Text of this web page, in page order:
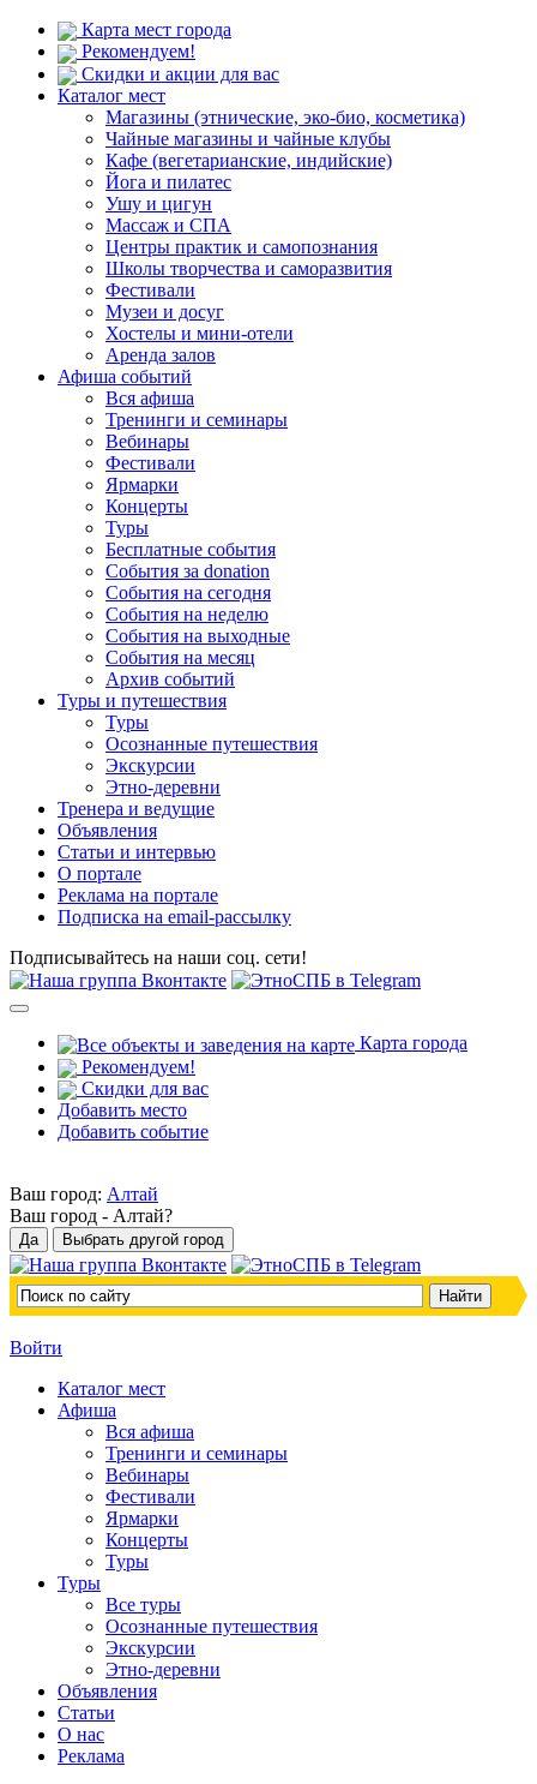
Карта мест города
Рекомендуем!
Скидки и акции для вас
Каталог мест
Магазины (этнические, эко-био, косметика)
Чайные магазины и чайные клубы
Кафе (вегетарианские, индийские)
Йога и пилатес
Ушу и цигун
Массаж и СПА
Центры практик и самопознания
Школы творчества и саморазвития
Фестивали
Музеи и досуг
Хостелы и мини-отели
Аренда залов
Афиша событий
Вся афиша
Тренинги и семинары
Вебинары
Фестивали
Ярмарки
Концерты
Туры
Бесплатные события
События за donation
События на сегодня
События на неделю
События на выходные
События на месяц
Архив событий
Туры и путешествия
Туры
Осознанные путешествия
Экскурсии
Этно-деревни
Тренера и ведущие
Объявления
Статьи и интервью
О портале
Реклама на портале
Подписка на email-рассылку
Подписывайтесь на наши соц. сети!
Карта города
Рекомендуем!
Скидки для вас
Добавить место
Добавить событие
Ваш город: Алтай
Ваш город - Алтай?
Войти
Каталог мест
Афиша
Вся афиша
Тренинги и семинары
Вебинары
Фестивали
Ярмарки
Концерты
Туры
Туры
Все туры
Осознанные путешествия
Экскурсии
Этно-деревни
Объявления
Статьи
О нас
Реклама